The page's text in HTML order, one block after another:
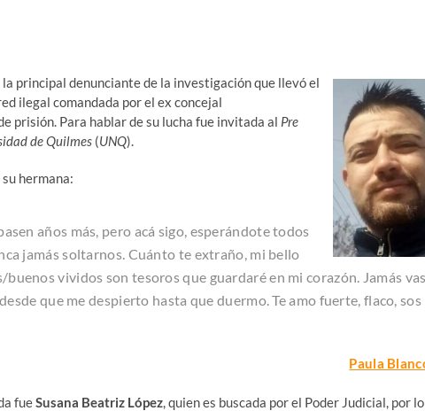
la principal denunciante de la investigación que llevó el
ilegal comandada por el ex concejal
prisión. Para hablar de su lucha fue invitada al Pre
de Quilmes (UNQ).
hermana:
años más, pero acá sigo, esperándote todos
jamás soltarnos. Cuánto te extraño, mi bello
vividos son tesoros que guardaré en mi corazón. Jamás vas
que me despierto hasta que duermo. Te amo fuerte, flaco, sos
Paula
fueSusana Beatriz López, quien es buscada por el Poder Judicial, por